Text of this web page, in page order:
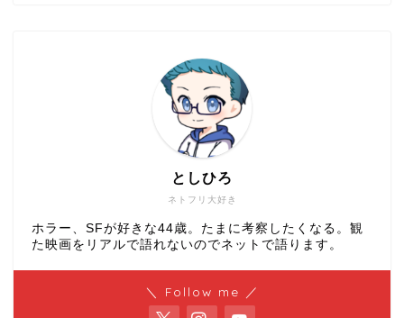
ネトフリ大好き
としひろ
ホラー、SFが好きな44歳。たまに考察したくなる。観
た映画をリアルで語れないのでネットで語ります。
＼ Follow me ／